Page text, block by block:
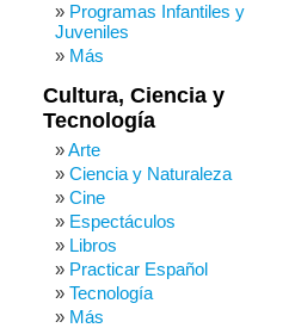
Programas Infantiles y
Juveniles
Más
Cultura, Ciencia y
Tecnología
Arte
Ciencia y Naturaleza
Cine
Espectáculos
Libros
Practicar Español
Tecnología
Más